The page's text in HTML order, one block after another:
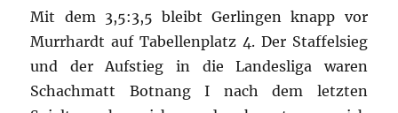
Mit dem 3,5:3,5 bleibt Gerlingen knapp vor
Murrhardt auf Tabellenplatz 4. Der Staffelsieg
und der Aufstieg in die Landesliga waren
Schachmatt Botnang I nach dem letzten